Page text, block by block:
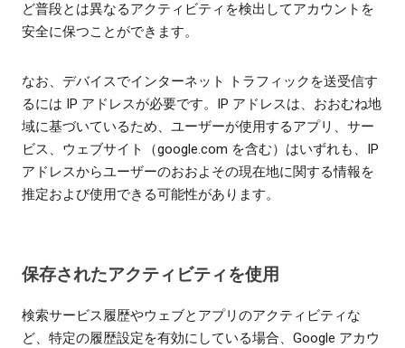
ど普段とは異なるアクティビティを検出してアカウントを
安全に保つことができます。
なお、デバイスでインターネット トラフィックを送受信す
るには IP アドレスが必要です。IP アドレスは、おおむね地
域に基づいているため、ユーザーが使用するアプリ、サー
ビス、ウェブサイト（google.com を含む）はいずれも、IP
アドレスからユーザーのおおよその現在地に関する情報を
推定および使用できる可能性があります。
保存されたアクティビティを使用
検索サービス履歴やウェブとアプリのアクティビティな
ど、特定の履歴設定を有効にしている場合、Google アカウ